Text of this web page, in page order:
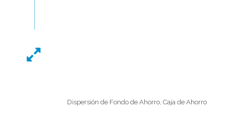
Dispersión de Fondo de Ahorro, Caja de Ahorro